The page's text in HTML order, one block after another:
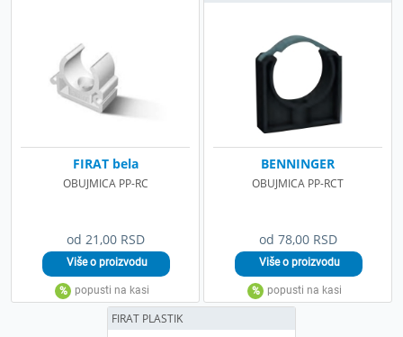
od 21,00 RSD
FIRAT bela
OBUJMICA PP-RC
od 78,00 RSD
BENNINGER
OBUJMICA PP-RCT
FIRAT PLASTIK